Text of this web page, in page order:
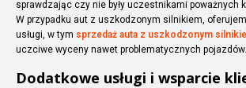
sprawdzając czy nie były uczestnikami poważnych
W przypadku aut z uszkodzonym silnikiem,
usługi, w tym sprzedaż auta z uszkodzonym
uczciwe wyceny nawet problematycznych pojazdów.
Dodatkowe usługi i wsparcie